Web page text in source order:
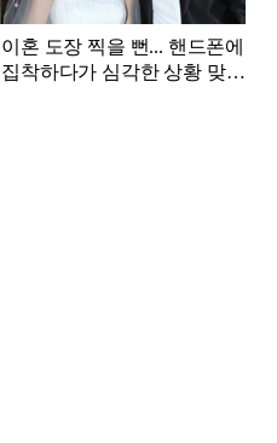
이혼 도장 찍을 뻔... 핸드폰에
집착하다가 심각한 상황 맞은